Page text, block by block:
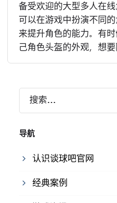
备受欢迎的大型多人在
可以在游戏中扮演不同
来提升角色的能力。有
己角色头盔的外观，想
搜索...
导航
认识谈球吧官网
经典案例